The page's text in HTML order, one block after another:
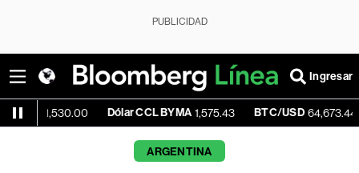
PUBLICIDAD
Ingresar
1,530.00 Dólar CCL BYMA 1,575.43 BTC/USD 64,673.44 -
ARGENTINA